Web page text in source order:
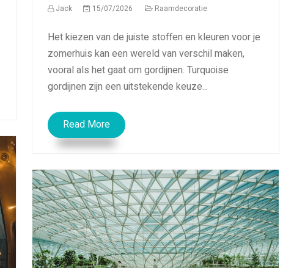
Jack 15/07/2026 Raamdecoratie
Het kiezen van de juiste stoffen en kleuren voor je
zomerhuis kan een wereld van verschil maken,
vooral als het gaat om gordijnen. Turquoise
gordijnen zijn een uitstekende keuze...
Read More